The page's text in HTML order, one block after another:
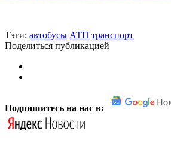
Тэги: автобусы АТП транспорт
Поделиться публикацией
Подпишитесь на нас в: